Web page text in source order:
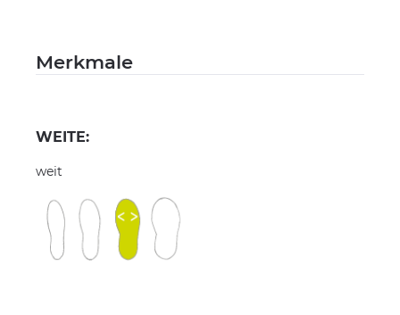
Merkmale
WEITE:
weit